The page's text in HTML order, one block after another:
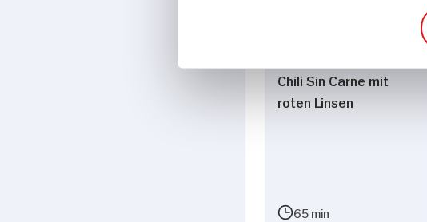
Chili Sin Carne mit
roten Linsen
65 min